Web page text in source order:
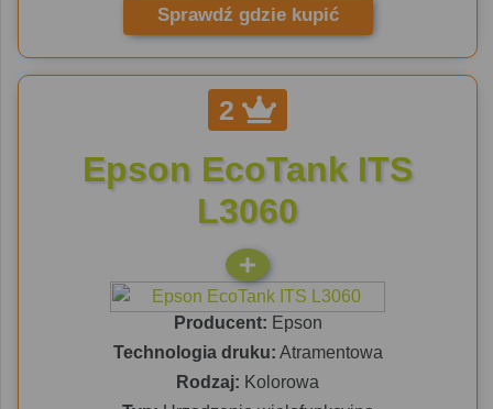
Sprawdź gdzie kupić
2
Epson EcoTank ITS
L3060
Producent: Epson
Technologia druku: Atramentowa
Rodzaj: Kolorowa